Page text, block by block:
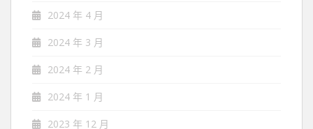
2024 年 4 月
2024 年 3 月
2024 年 2 月
2024 年 1 月
2023 年 12 月